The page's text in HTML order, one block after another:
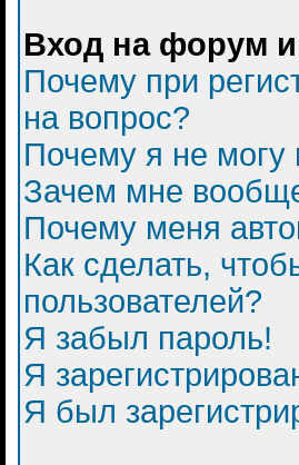
Вход на форум и
Почему при
на вопрос?
Почему я не могу
Зачем мне
Почему меня
Как сделать,
пользователей?
Я забыл пароль!
Я
Я был